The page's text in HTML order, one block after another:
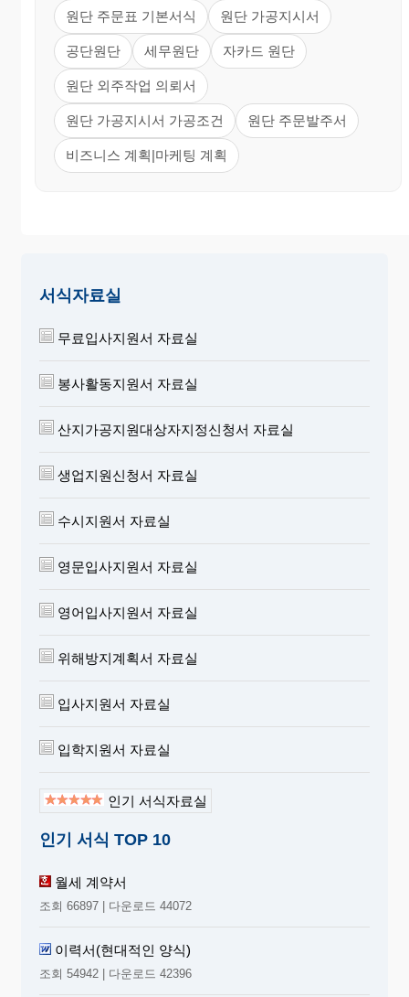
원단 주문표 기본서식 원단 가공지시서
공단원단 세무원단 자카드 원단
원단 외주작업 의뢰서
원단 가공지시서 가공조건 원단 주문발주서
비즈니스 계획|마케팅 계획
서식자료실
무료입사지원서 자료실
봉사활동지원서 자료실
산지가공지원대상자지정신청서 자료실
생업지원신청서 자료실
수시지원서 자료실
영문입사지원서 자료실
영어입사지원서 자료실
위해방지계획서 자료실
입사지원서 자료실
입학지원서 자료실
인기 서식자료실
인기 서식 TOP 10
월세 계약서
조회 66897 | 다운로드 44072
이력서(현대적인 양식)
조회 54942 | 다운로드 42396